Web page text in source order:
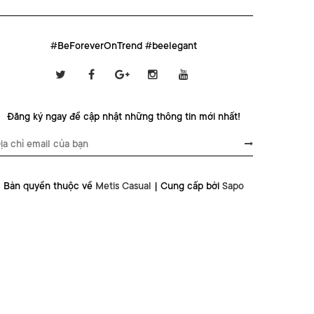
#BeForeverOnTrend #beelegant
Đăng ký ngay để cập nhật những thông tin mới nhất!
Bản quyền thuộc về Metis Casual | Cung cấp bởi Sapo